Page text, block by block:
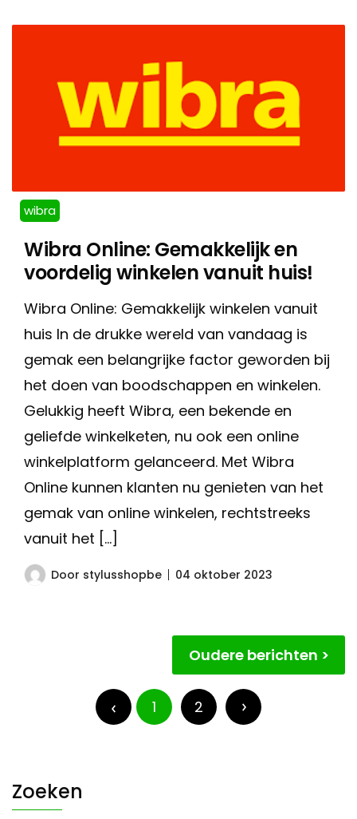
wibra
Wibra Online: Gemakkelijk en
voordelig winkelen vanuit huis!
Wibra Online: Gemakkelijk winkelen vanuit
huis In de drukke wereld van vandaag is
gemak een belangrijke factor geworden bij
het doen van boodschappen en winkelen.
Gelukkig heeft Wibra, een bekende en
geliefde winkelketen, nu ook een online
winkelplatform gelanceerd. Met Wibra
Online kunnen klanten nu genieten van het
gemak van online winkelen, rechtstreeks
vanuit het […]
Door stylusshopbe 04 oktober 2023
Berichtnavigatie
Oudere berichten
paginering
1 2
Zoeken